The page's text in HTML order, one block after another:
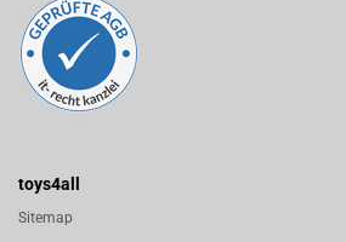
toys4all
Sitemap